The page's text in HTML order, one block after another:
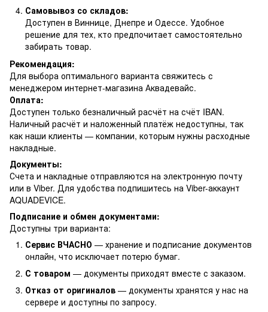
Самовывоз со складов:
Доступен в Виннице, Днепре и Одессе. Удобное
решение для тех, кто предпочитает самостоятельно
забирать товар.
Рекомендация:
Для выбора оптимального варианта свяжитесь с
менеджером интернет-магазина Аквадевайс.
Оплата:
Доступен только безналичный расчёт на счёт IBAN.
Наличный расчёт и наложенный платёж недоступны, так
как наши клиенты — компании, которым нужны расходные
накладные.
Документы:
Счета и накладные отправляются на электронную почту
или в Viber. Для удобства подпишитесь на Viber-аккаунт
AQUADEVICE.
Подписание и обмен документами:
Доступны три варианта:
Сервис ВЧАСНО — хранение и подписание документов
онлайн, что исключает потерю бумаг.
С товаром — документы приходят вместе с заказом.
Отказ от оригиналов — документы хранятся у нас на
сервере и доступны по запросу.